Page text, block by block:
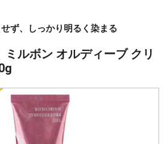
ず、しっかり明るく染まる
ミルボン オルディーブ クリ